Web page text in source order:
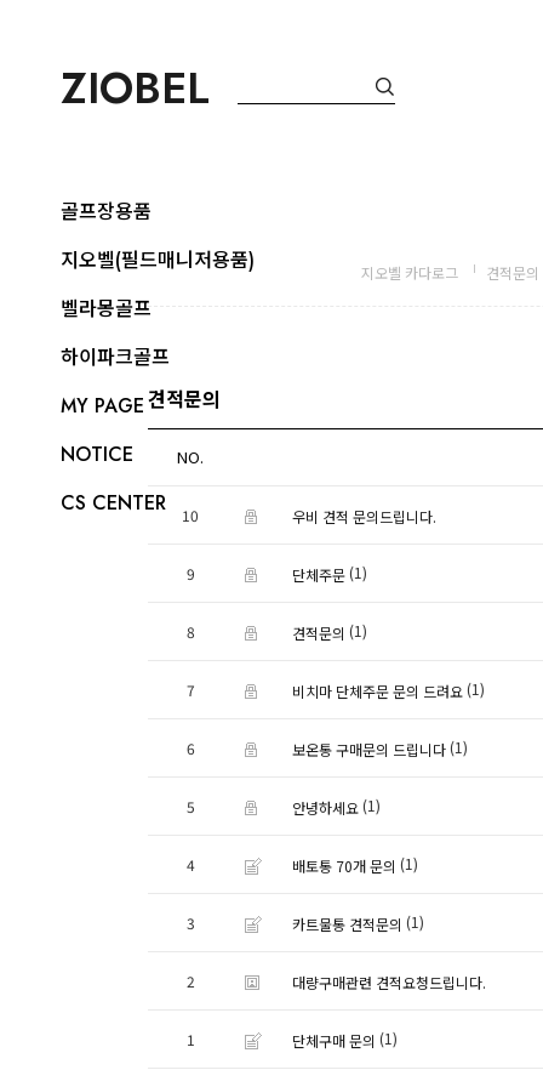
ZIOBEL
골프장용품
지오벨(필드매니저용품)
벨라몽골프
하이파크골프
MY PAGE
NOTICE
CS CENTER
지오벨 카다로그 견적문의
견적문의
NO.
10 우비 견적 문의드립니다.
9 단체주문 (1)
8 견적문의 (1)
7 비치마 단체주문 문의 드려요 (1)
6 보온통 구매문의 드립니다 (1)
5 안녕하세요 (1)
4 배토통 70개 문의 (1)
3 카트물통 견적문의 (1)
2 대량구매관련 견적요청드립니다.
1 단체구매 문의 (1)